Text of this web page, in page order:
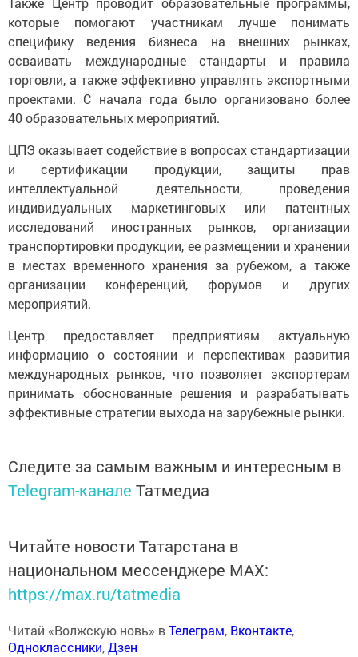
которые помогают участникам лучше понимать
специфику ведения бизнеса на внешних рынках,
осваивать международные стандарты и правила
торговли, а также эффективно управлять экспортными
проектами. С начала года было организовано более
40 образовательных мероприятий.
ЦПЭ оказывает содействие в вопросах стандартизации
и сертификации продукции, защиты прав
интеллектуальной деятельности, проведения
индивидуальных маркетинговых или патентных
исследований иностранных рынков, организации
транспортировки продукции, ее размещении и хранении
в местах временного хранения за рубежом, а также
организации конференций, форумов и других
мероприятий.
Центр предоставляет предприятиям актуальную
информацию о состоянии и перспективах развития
международных рынков, что позволяет экспортерам
принимать обоснованные решения и разрабатывать
эффективные стратегии выхода на зарубежные рынки.
Следите за самым важным и интересным в
Telegram-канале Татмедиа
Читайте новости Татарстана в
национальном мессенджере MАХ:
https://max.ru/tatmedia
Читай «Волжскую новь» вТелеграм, Вконтакте,
Одноклассники,Дзен